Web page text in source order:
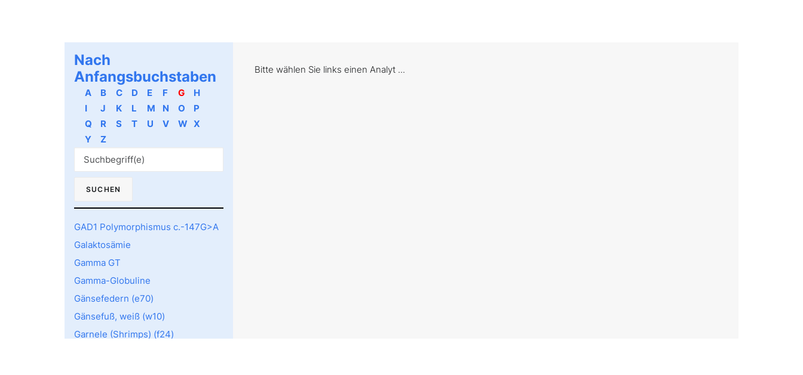
Nach
Anfangsbuchstaben
A B C D E F G
H
I
J K L M N O
P
Q
R S T U V W X
Y
Z
GAD1 Polymorphismus c.-147G>A
Galaktosämie
Gamma GT
Gamma-Globuline
Gänsefedern (e70)
Gänsefuß, weiß (w10)
Garnele (Shrimps) (f24)
Bitte wählen Sie links einen Analyt ...